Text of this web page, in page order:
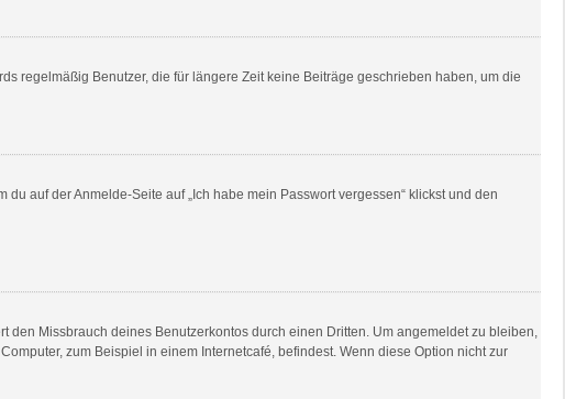
regelmäßig Benutzer, die für längere Zeit keine Beiträge geschrieben haben, um die
auf der Anmelde-Seite auf „Ich habe mein Passwort vergessen“ klickst und den
den Missbrauch deines Benutzerkontos durch einen Dritten. Um angemeldet zu bleiben,
zum Beispiel in einem Internetcafé, befindest. Wenn diese Option nicht zur